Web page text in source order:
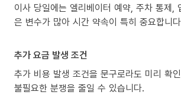
이사 당일에는 엘리베이터 예약, 주차 통제,
은 변수가 많아 시간 약속이 특히 중요합니
추가 요금 발생 조건
추가 비용 발생 조건을 문구로라도 미리 확
불필요한 분쟁을 줄일 수 있습니다.